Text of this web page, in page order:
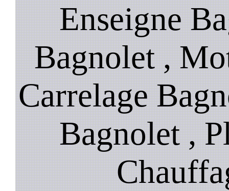
Enseigne
Bagnolet ,
Carrelage
Bagnolet ,